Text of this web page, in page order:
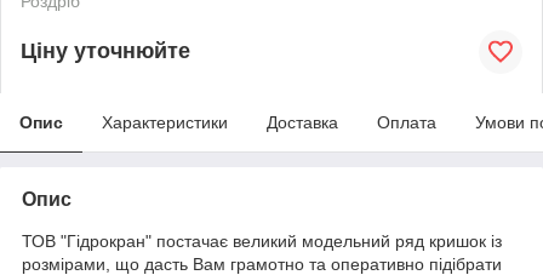
Ціну уточнюйте
Опис Характеристики Доставка Оплата Умови
Опис
ТОВ "Гідрокран" постачає великий модельний ряд кришок із
розмірами, що дасть Вам грамотно та оперативно підібрати